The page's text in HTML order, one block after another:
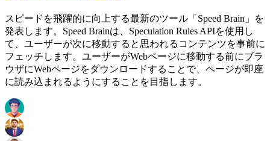
スピードを飛躍的に向上する最新のツール「Speed Brain」を
発表します。Speed Brainは、Speculation Rules APIを使用し
て、ユーザーが次に移動すると思われるコンテンツを事前に
フェッチします。ユーザーがWebページに移動する前にブラ
ウザにWebページをダウンロードすることで、ページが即座
に読み込まれるようにすることを目指します。